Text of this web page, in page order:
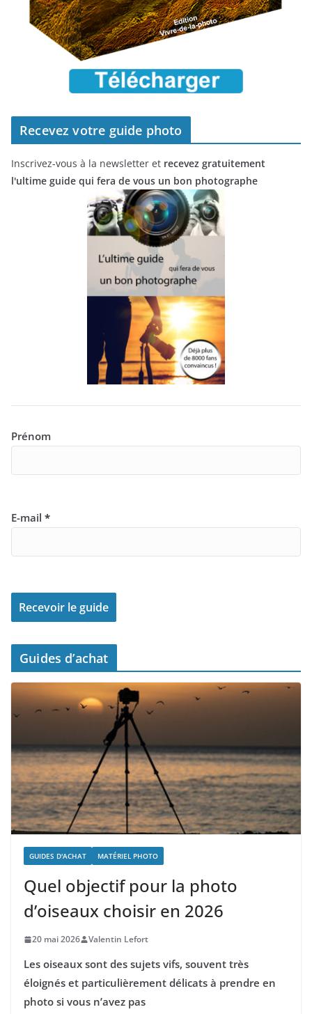
Recevez votre guide photo
Inscrivez-vous à la newsletter et recevez gratuitement
l'ultime guide qui fera de vous un bon photographe
Prénom
E-mail *
Guides d’achat
GUIDES D'ACHAT MATÉRIEL PHOTO
Quel objectif pour la photo
d’oiseaux choisir en 2026
20 mai 2026 Valentin Lefort
Les oiseaux sont des sujets vifs, souvent très
éloignés et particulièrement délicats à prendre en
photo si vous n’avez pas